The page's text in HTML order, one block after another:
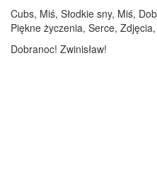
Cubs, Miś, Słodkie sny, Miś,
Piękne życzenia, Serce,
Dobranoc! Zwinisław!